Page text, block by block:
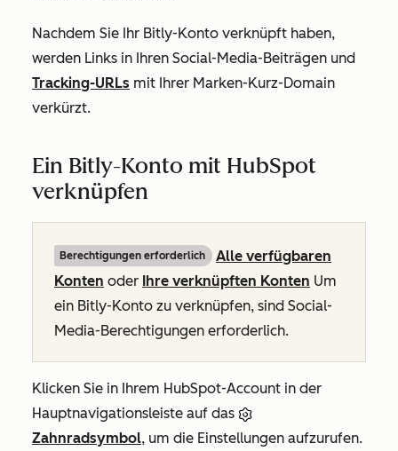
Nachdem Sie Ihr Bitly-Konto verknüpft haben,
werden Links in Ihren Social-Media-Beiträgen und
Tracking-URLs mit Ihrer Marken-Kurz-Domain
verkürzt.
Ein Bitly-Konto mit HubSpot
verknüpfen
Berechtigungen erforderlich
Alle verfügbaren
Konten oder Ihre verknüpften Konten Um
ein Bitly-Konto zu verknüpfen, sind Social-
Media-Berechtigungen erforderlich.
Klicken Sie in Ihrem HubSpot-Account in der
Hauptnavigationsleiste auf das
Zahnradsymbol, um die Einstellungen aufzurufen.